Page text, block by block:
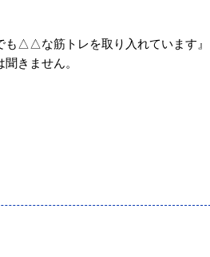
△△な筋トレを取り入れています』
きません。